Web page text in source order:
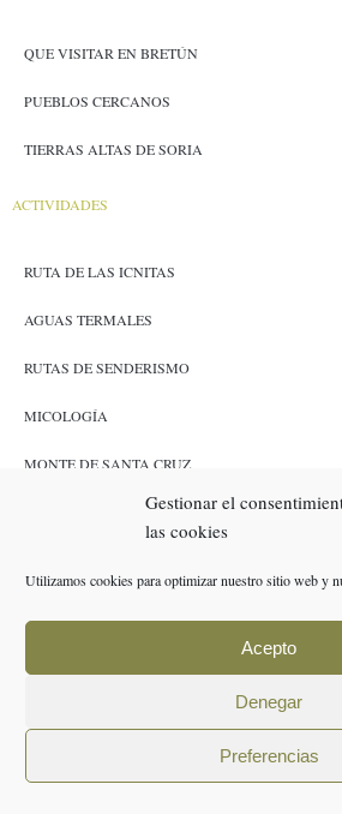
Gestionar el
las cookies
Utilizamos cookies para optimizar nuestro sitio web y
Acepto
Denegar
Preferencias
QUE VISITAR EN BRETÚN
PUEBLOS CERCANOS
TIERRAS ALTAS DE SORIA
ACTIVIDADES
RUTA DE LAS ICNITAS
AGUAS TERMALES
RUTAS DE SENDERISMO
MICOLOGÍA
MONTE DE SANTA CRUZ
POLÍTICA DE COOKIES (UE)
AVISO LEGAL
POLÍTICA DE PRIVACIDAD